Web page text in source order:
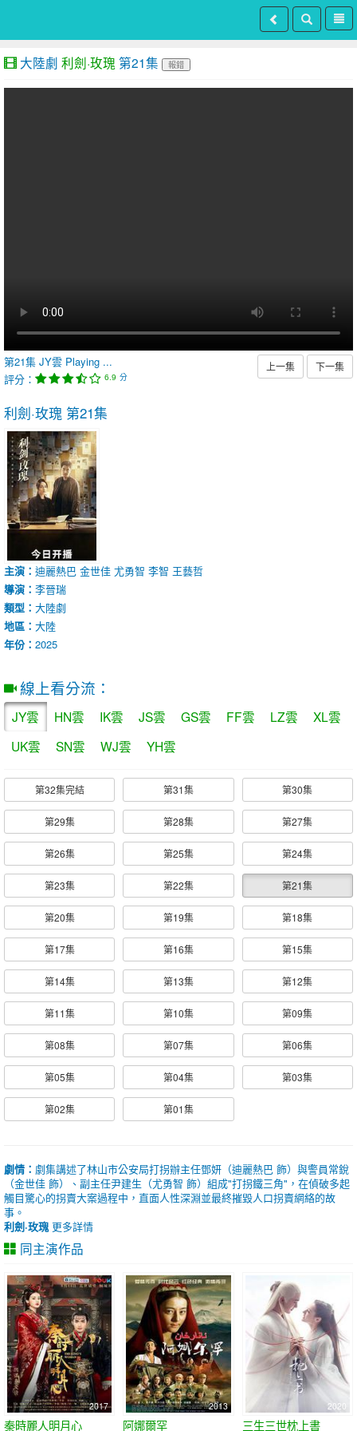
大陸劇 利劍·玫瑰 第21集 報錯
第21集 JY雲 Playing ...
評分：
6.9 分
上一集 下一集
利劍·玫瑰 第21集
主演： 迪麗熱巴 金世佳 尤勇智 李智 王藝哲
導演： 李晉瑞
類型： 大陸劇
地區： 大陸
年份： 2025
線上看分流：
JY雲 HN雲 IK雲 JS雲 GS雲 FF雲 LZ雲
XL雲
UK雲
SN雲 WJ雲 YH雲
第32集完結 第31集 第30集
第29集 第28集 第27集
第26集 第25集 第24集
第23集 第22集 第21集
第20集 第19集 第18集
第17集 第16集 第15集
第14集 第13集 第12集
第11集 第10集 第09集
第08集 第07集 第06集
第05集 第04集 第03集
第02集 第01集
劇情： 劇集講述了林山市公安局打拐辦主任鄧妍（迪麗熱巴 飾）與警員常銳
（金世佳 飾）、副主任尹建生（尤勇智 飾）組成"打拐鐵三角"，在偵破多起
觸目驚心的拐賣大案過程中，直面人性深淵並最終摧毀人口拐賣網絡的故
事。
利劍·玫瑰 更多詳情
同主演作品
2017
秦時麗人明月心
2013
阿娜爾罕
2020
三生三世枕上書